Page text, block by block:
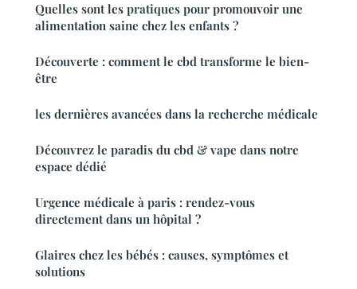
Quelles sont les pratiques pour promouvoir une
alimentation saine chez les enfants ?
Découverte : comment le cbd transforme le bien-
être
les dernières avancées dans la recherche médicale
Découvrez le paradis du cbd & vape dans notre
espace dédié
Urgence médicale à paris : rendez-vous
directement dans un hôpital ?
Glaires chez les bébés : causes, symptômes et
solutions